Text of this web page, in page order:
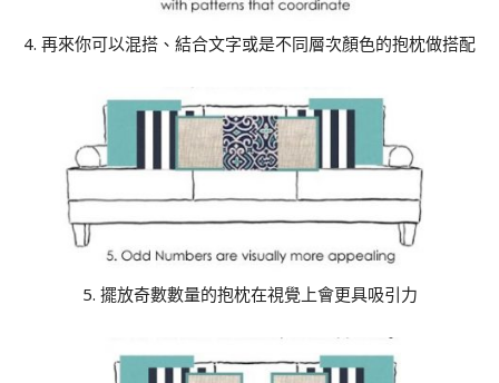
4. 再來你可以混搭、結合文字或是不同層次顏色的抱枕做搭配
5. 擺放奇數數量的抱枕在視覺上會更具吸引力